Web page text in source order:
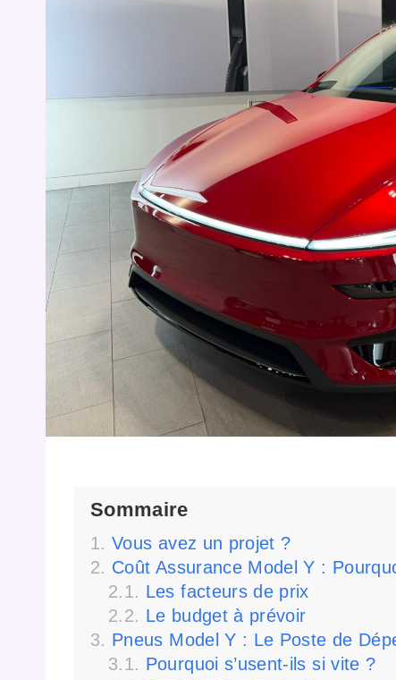
Sommaire
Vous avez un projet ?
Coût Assurance Model Y :
Les facteurs de prix
Le budget à prévoir
Pneus Model Y : Le Poste de
Pourquoi s’usent-ils si vite ?